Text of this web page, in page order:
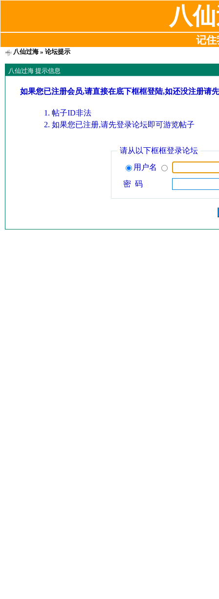
八
记住
八仙过海» 论坛提示
八仙过海 提示信息
如果您已注册会员,请直接在底下框框登陆,如还没注册请
帖子ID非法
如果您已注册,请先登录论坛即可游览帖子
请从以下框框登录论坛
用户名
密 码